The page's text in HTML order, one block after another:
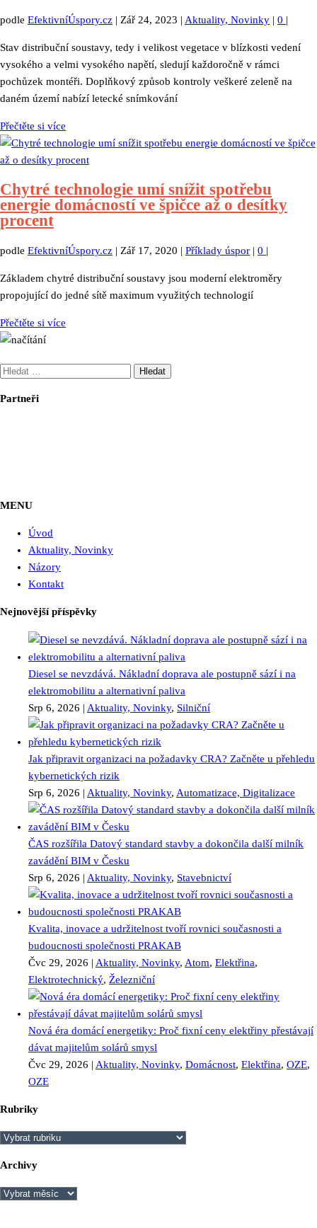
podle EfektivníÚspory.cz | Zář 24, 2023 | Aktuality, Novinky | 0 |
Stav distribuční soustavy, tedy i velikost vegetace v blízkosti vedení
vysokého a velmi vysokého napětí, sledují každoročně v rámci
pochůzek montéři. Doplňkový způsob kontroly veškeré zeleně na
daném území nabízí letecké snímkování
Přečtěte si více
Chytré technologie umí snížit spotřebu
energie domácností ve špičce až o desítky
procent
podle EfektivníÚspory.cz | Zář 17, 2020 | Příklady úspor | 0 |
Základem chytré distribuční soustavy jsou moderní elektroměry
propojující do jedné sítě maximum využitých technologií
Přečtěte si více
Vyhledávání
Partneři
MENU
Úvod
Aktuality, Novinky
Názory
Kontakt
Nejnovější příspěvky
Diesel se nevzdává. Nákladní doprava ale postupně sází i na
elektromobilitu a alternativní paliva
Srp 6, 2026 | Aktuality, Novinky, Silniční
Jak připravit organizaci na požadavky CRA? Začněte u přehledu
kybernetických rizik
Srp 6, 2026 | Aktuality, Novinky, Automatizace, Digitalizace
ČAS rozšířila Datový standard stavby a dokončila další milník
zavádění BIM v Česku
Srp 6, 2026 | Aktuality, Novinky, Stavebnictví
Kvalita, inovace a udržitelnost tvoří rovnici současnosti a
budoucnosti společnosti PRAKAB
Čvc 29, 2026 | Aktuality, Novinky, Atom, Elektřina,
Elektrotechnický, Železniční
Nová éra domácí energetiky: Proč fixní ceny elektřiny přestávají
dávat majitelům solárů smysl
Čvc 29, 2026 | Aktuality, Novinky, Domácnost, Elektřina, OZE,
OZE
Rubriky
Rubriky
Archivy
Archivy